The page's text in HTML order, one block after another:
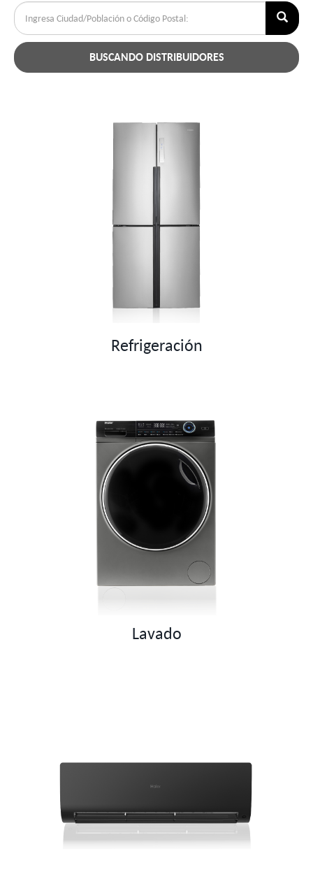
COÓDIGO
POSTAL
/
POBLACIÓN
BUSCANDO DISTRIBUIDORES
Refrigeración
Lavado